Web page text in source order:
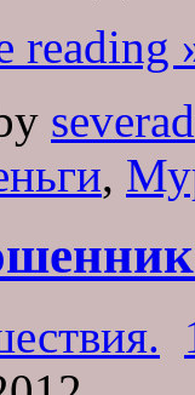
reading
,